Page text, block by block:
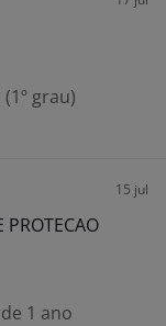
grau)
15 jul
PROTECAO
1 ano